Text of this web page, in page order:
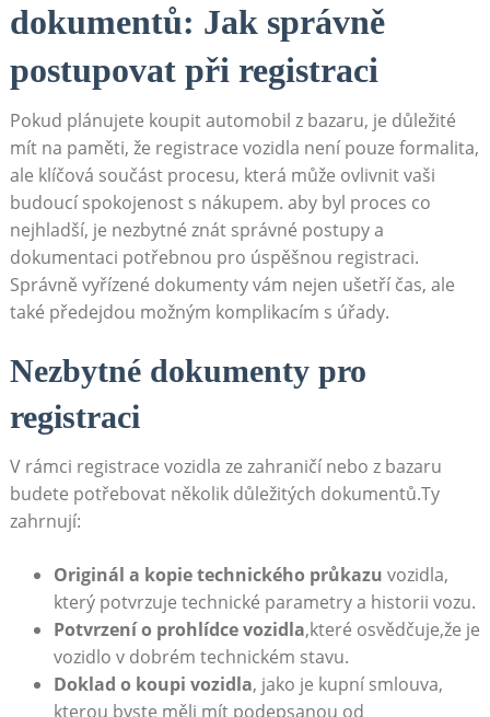
dokumentů: Jak správně
postupovat při registraci
Pokud plánujete koupit automobil z bazaru, je důležité
mít na paměti, že registrace vozidla není pouze formalita,
ale klíčová součást procesu, která může ovlivnit vaši
budoucí spokojenost s nákupem. aby byl proces co
nejhladší, je nezbytné znát správné postupy a
dokumentaci potřebnou pro úspěšnou registraci.
Správně vyřízené dokumenty vám nejen ušetří čas, ale
také předejdou možným komplikacím s úřady.
Nezbytné dokumenty pro
registraci
V rámci registrace vozidla ze zahraničí nebo z bazaru
budete potřebovat několik důležitých dokumentů.Ty
zahrnují:
Originál a kopie technického průkazu vozidla,
který potvrzuje technické parametry a historii vozu.
Potvrzení o prohlídce vozidla,které osvědčuje,že je
vozidlo v dobrém technickém stavu.
Doklad o koupi vozidla, jako je kupní smlouva,
kterou byste měli mít podepsanou od